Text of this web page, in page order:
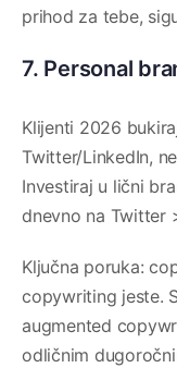
prihod za tebe,
7. Personal
Klijenti 2026
Twitter/LinkedIn,
Investiraj u lični
dnevno na Twitter
Ključna poruka:
copywriting jeste.
augmented
odličnim